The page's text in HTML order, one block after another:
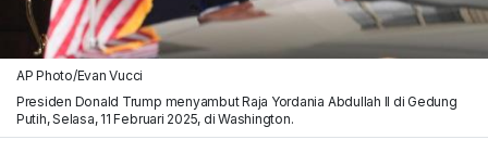
AP Photo/Evan Vucci
Presiden Donald Trump menyambut Raja Yordania Abdullah II di Gedung
Putih, Selasa, 11 Februari 2025, di Washington.